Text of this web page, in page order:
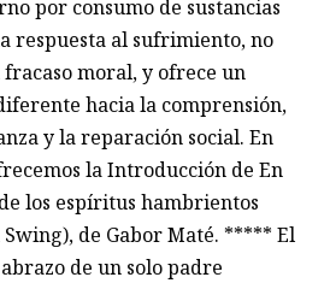
por consumo de sustancias
respuesta al sufrimiento, no
fracaso moral, y ofrece un
hacia la comprensión,
y la reparación social. En
la Introducción de En
los espíritus hambrientos
Swing), de Gabor Maté. ***** El
de un solo padre